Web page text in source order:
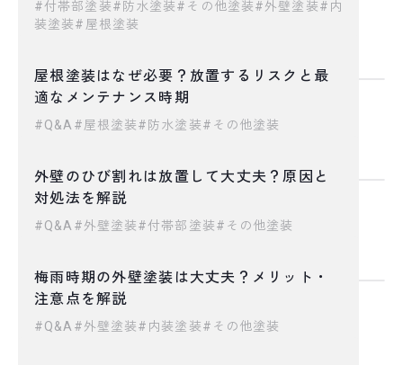
付帯部塗装 防水塗装 その他塗装 外壁塗装
内
装塗装
屋根塗装
屋根塗装はなぜ必要？放置するリスクと最
適なメンテナンス時期
Q&A 屋根塗装 防水塗装 その他塗装
外壁のひび割れは放置して大丈夫？原因と
対処法を解説
Q&A 外壁塗装 付帯部塗装 その他塗装
梅雨時期の外壁塗装は大丈夫？メリット・
注意点を解説
Q&A 外壁塗装 内装塗装 その他塗装